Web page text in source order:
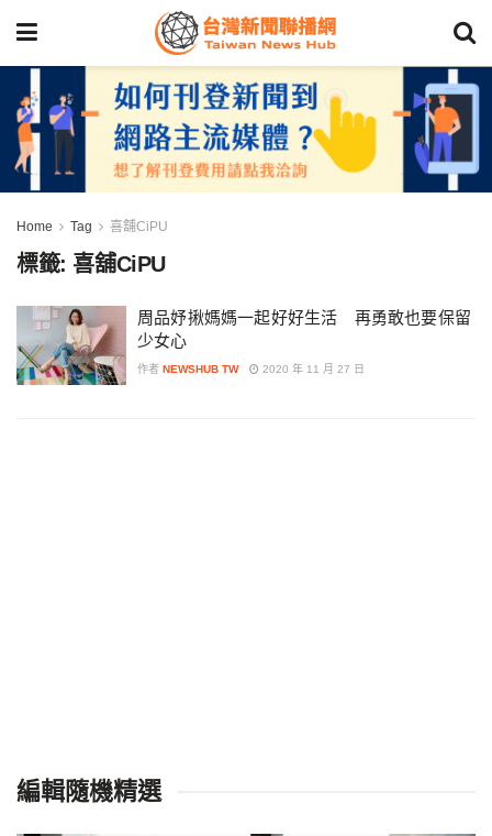
Home Tag 喜舖CiPU
標籤: 喜舖CiPU
周品妤揪媽媽一起好好生活 再勇敢也要保留
少女心
作者 NEWSHUB TW 2020 年 11 月 27 日
編輯隨機精選